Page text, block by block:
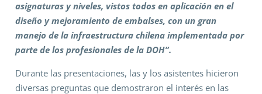
asignaturas y niveles, vistos todos en aplicación en el
diseño y mejoramiento de embalses, con un gran
manejo de la infraestructura chilena implementada por
parte de los profesionales de la DOH”.
Durante las presentaciones, las y los asistentes hicieron
diversas preguntas que demostraron el interés en las